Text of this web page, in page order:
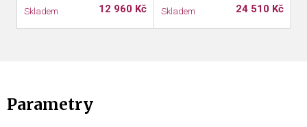
Skladem 12 960 Kč Skladem 24 510 Kč
Parametry